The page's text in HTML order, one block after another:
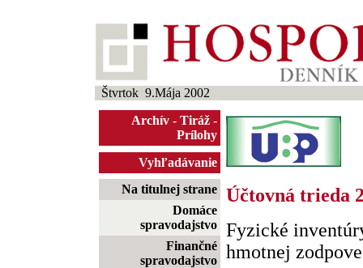
Štvrtok 9.Mája 2002
Archív - Tiráž -
Prílohy
Vyhľadávanie
Na titulnej strane
Domáce
spravodajstvo
Finančné
spravodajstvo
Účtovná trieda
Fyzické
hmotnej